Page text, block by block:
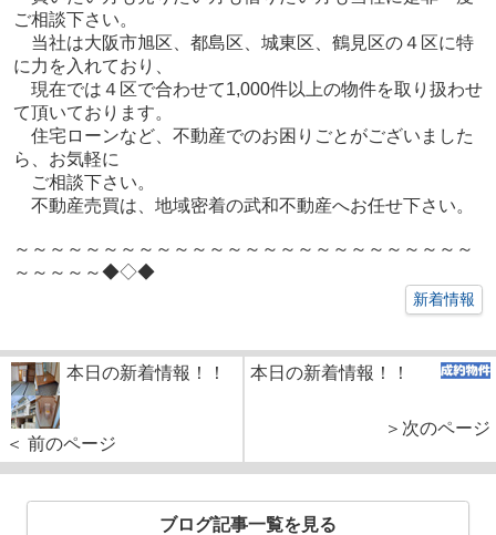
ご相談下さい。
当社は大阪市旭区、都島区、城東区、鶴見区の４区に特
に力を入れており、
現在では４区で合わせて1,000件以上の物件を取り扱わせ
て頂いております。
住宅ローンなど、不動産でのお困りごとがございました
ら、お気軽に
ご相談下さい。
不動産売買は、地域密着の武和不動産へお任せ下さい。
～～～～～～～～～～～～～～～～～～～～～～～～～～
～～～～～◆◇◆
新着情報
本日の新着情報！！
＜ 前のページ
本日の新着情報！！
＞次のページ
ブログ記事一覧を見る